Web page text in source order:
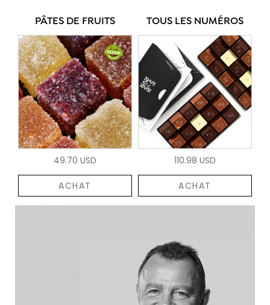
PÂTES DE FRUITS
49.70 USD
ACHAT
TOUS LES NUMÉROS
110.98 USD
ACHAT